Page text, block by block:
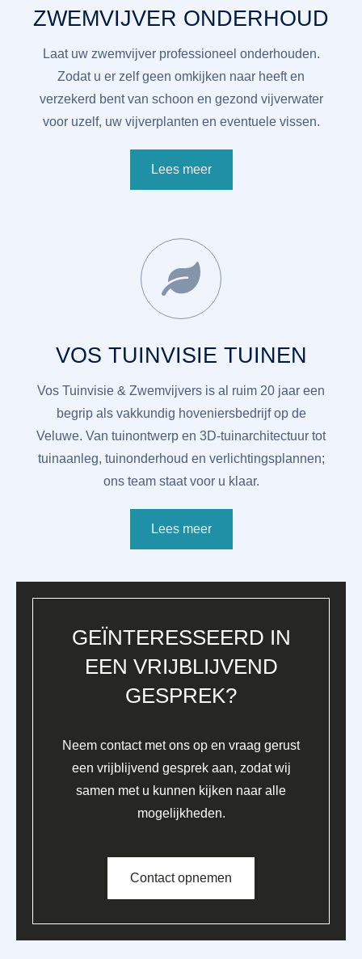
ZWEMVIJVER ONDERHOUD
Laat uw zwemvijver professioneel onderhouden.
Zodat u er zelf geen omkijken naar heeft en
verzekerd bent van schoon en gezond vijverwater
voor uzelf, uw vijverplanten en eventuele vissen.
Lees meer
VOS TUINVISIE TUINEN
Vos Tuinvisie & Zwemvijvers is al ruim 20 jaar een
begrip als vakkundig hoveniersbedrijf op de
Veluwe. Van tuinontwerp en 3D-tuinarchitectuur tot
tuinaanleg, tuinonderhoud en verlichtingsplannen;
ons team staat voor u klaar.
Lees meer
GEÏNTERESSEERD IN
EEN VRIJBLIJVEND
GESPREK?
Neem contact met ons op en vraag gerust
een vrijblijvend gesprek aan, zodat wij
samen met u kunnen kijken naar alle
mogelijkheden.
Contact opnemen